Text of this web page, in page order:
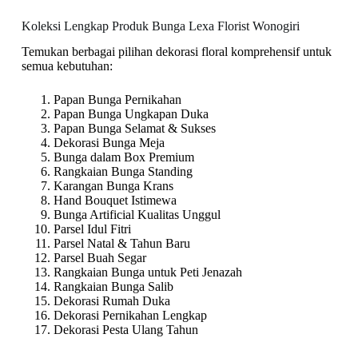
Koleksi Lengkap Produk Bunga Lexa Florist Wonogiri
Temukan berbagai pilihan dekorasi floral komprehensif untuk
semua kebutuhan:
Papan Bunga Pernikahan
Papan Bunga Ungkapan Duka
Papan Bunga Selamat & Sukses
Dekorasi Bunga Meja
Bunga dalam Box Premium
Rangkaian Bunga Standing
Karangan Bunga Krans
Hand Bouquet Istimewa
Bunga Artificial Kualitas Unggul
Parsel Idul Fitri
Parsel Natal & Tahun Baru
Parsel Buah Segar
Rangkaian Bunga untuk Peti Jenazah
Rangkaian Bunga Salib
Dekorasi Rumah Duka
Dekorasi Pernikahan Lengkap
Dekorasi Pesta Ulang Tahun